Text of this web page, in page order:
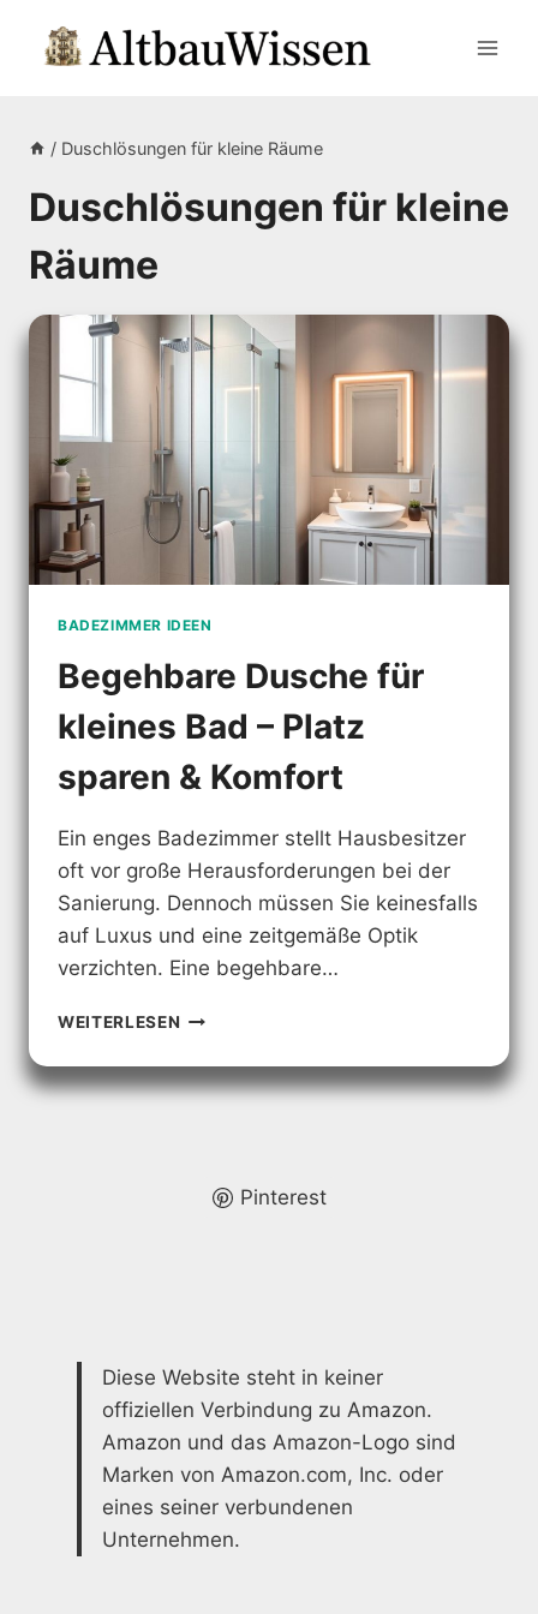
Inhalt
/ Duschlösungen für kleine Räume
Duschlösungen für kleine
Räume
BADEZIMMER IDEEN
Begehbare Dusche für
kleines Bad – Platz
sparen & Komfort
Ein enges Badezimmer stellt Hausbesitzer
oft vor große Herausforderungen bei der
Sanierung. Dennoch müssen Sie keinesfalls
auf Luxus und eine zeitgemäße Optik
verzichten. Eine begehbare…
WEITERLESEN BEGEHBARE
FÜR
KLEINES
SPARENPinterest
Diese Website steht in keiner
offiziellen Verbindung zu Amazon.
Amazon und das Amazon-Logo sind
Marken von Amazon.com, Inc. oder
eines seiner verbundenen
Unternehmen.